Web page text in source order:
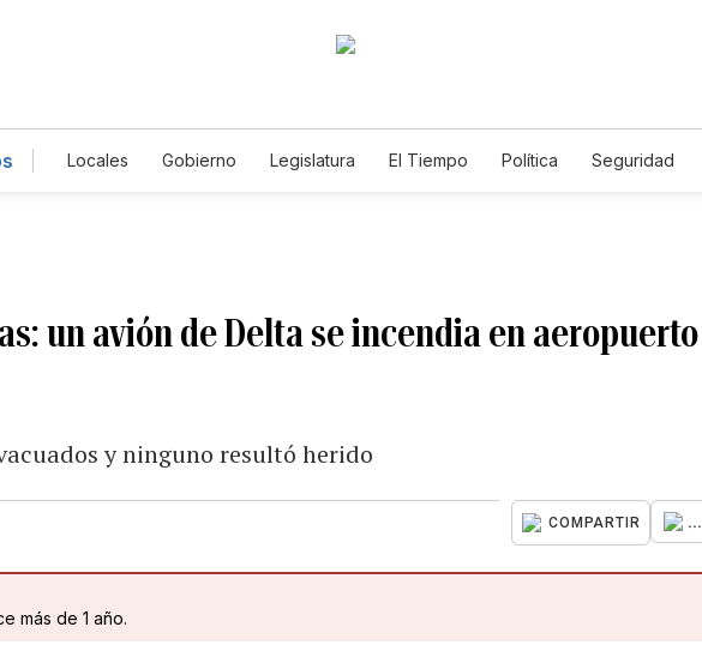
Locales Gobierno Legislatura El Tiempo Política Seguridad
un avión de Delta se incendia en aeropuerto
y ninguno resultó herido
COMPARTIR ...
más de 1 año.